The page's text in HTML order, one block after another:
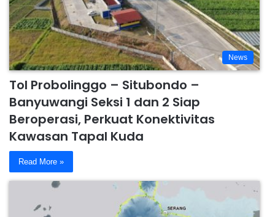
News
Tol Probolinggo – Situbondo –
Banyuwangi Seksi 1 dan 2 Siap
Beroperasi, Perkuat Konektivitas
Kawasan Tapal Kuda
Read More »